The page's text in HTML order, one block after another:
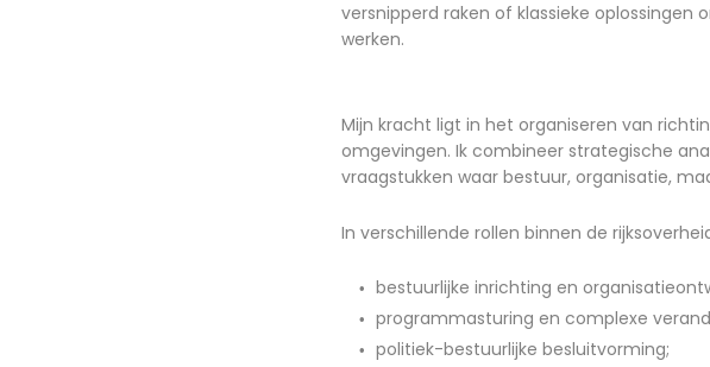
versnipperd raken of klassieke oplossingen
werken.
Mijn kracht ligt in het organiseren van
omgevingen. Ik combineer strategische
vraagstukken waar bestuur, organisatie,
In verschillende rollen binnen de
bestuurlijke inrichting en
programmasturing en complexe
politiek-bestuurlijke besluitvorming;